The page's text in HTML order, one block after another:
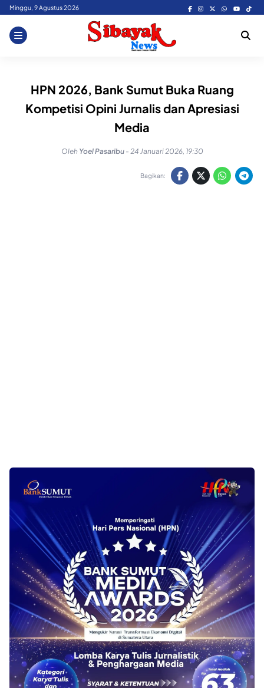
Skip
content
Minggu, 9 Agustus 2026
HPN 2026, Bank Sumut Buka Ruang
Kompetisi Opini Jurnalis dan Apresiasi
Media
Oleh Yoel Pasaribu - 24 Januari 2026, 19:30
Bagikan: